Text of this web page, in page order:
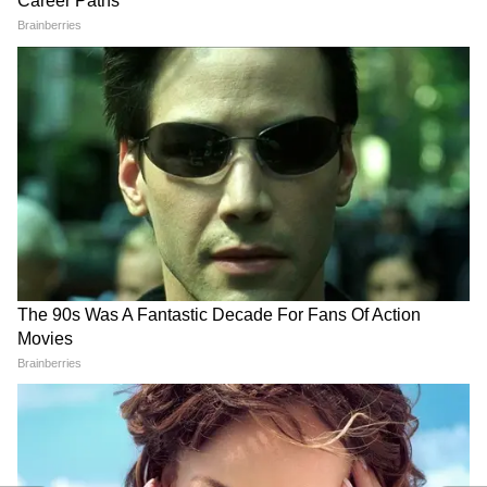
अनामिका कुमारी- बेगूसराय- 95.6%
सत्यम कुमार- दरभंगा- 95.2%
पलक कुमारी- मुजफ्फरपुर- 95%
Bihar Board Inter Result 2026 Arts Toppers
List: आर्ट्स स्ट्रीम में किन छात्रों ने टॉप किया?
आर्ट्स स्ट्रीम में टॉपर्स की लंबी लिस्ट सामने आई है-
निशु कुमारी- गया- 95.8%
सिद्धि शिक्षा- सीतामढ़ी- 95.6%
चंद्रदीप कुमार- लखीसराय- 95.6%
मो लकी अंसारी- पूर्णिया- 95.6%
RECOMMENDED STORIES
इंटरव्यू में बार-बार हो रहे हैं रिजेक्ट?
ये 5 गलतियां तुरंत सुधारें
पिता ने बेटे की पढ़ाई के लिए छोड़ा